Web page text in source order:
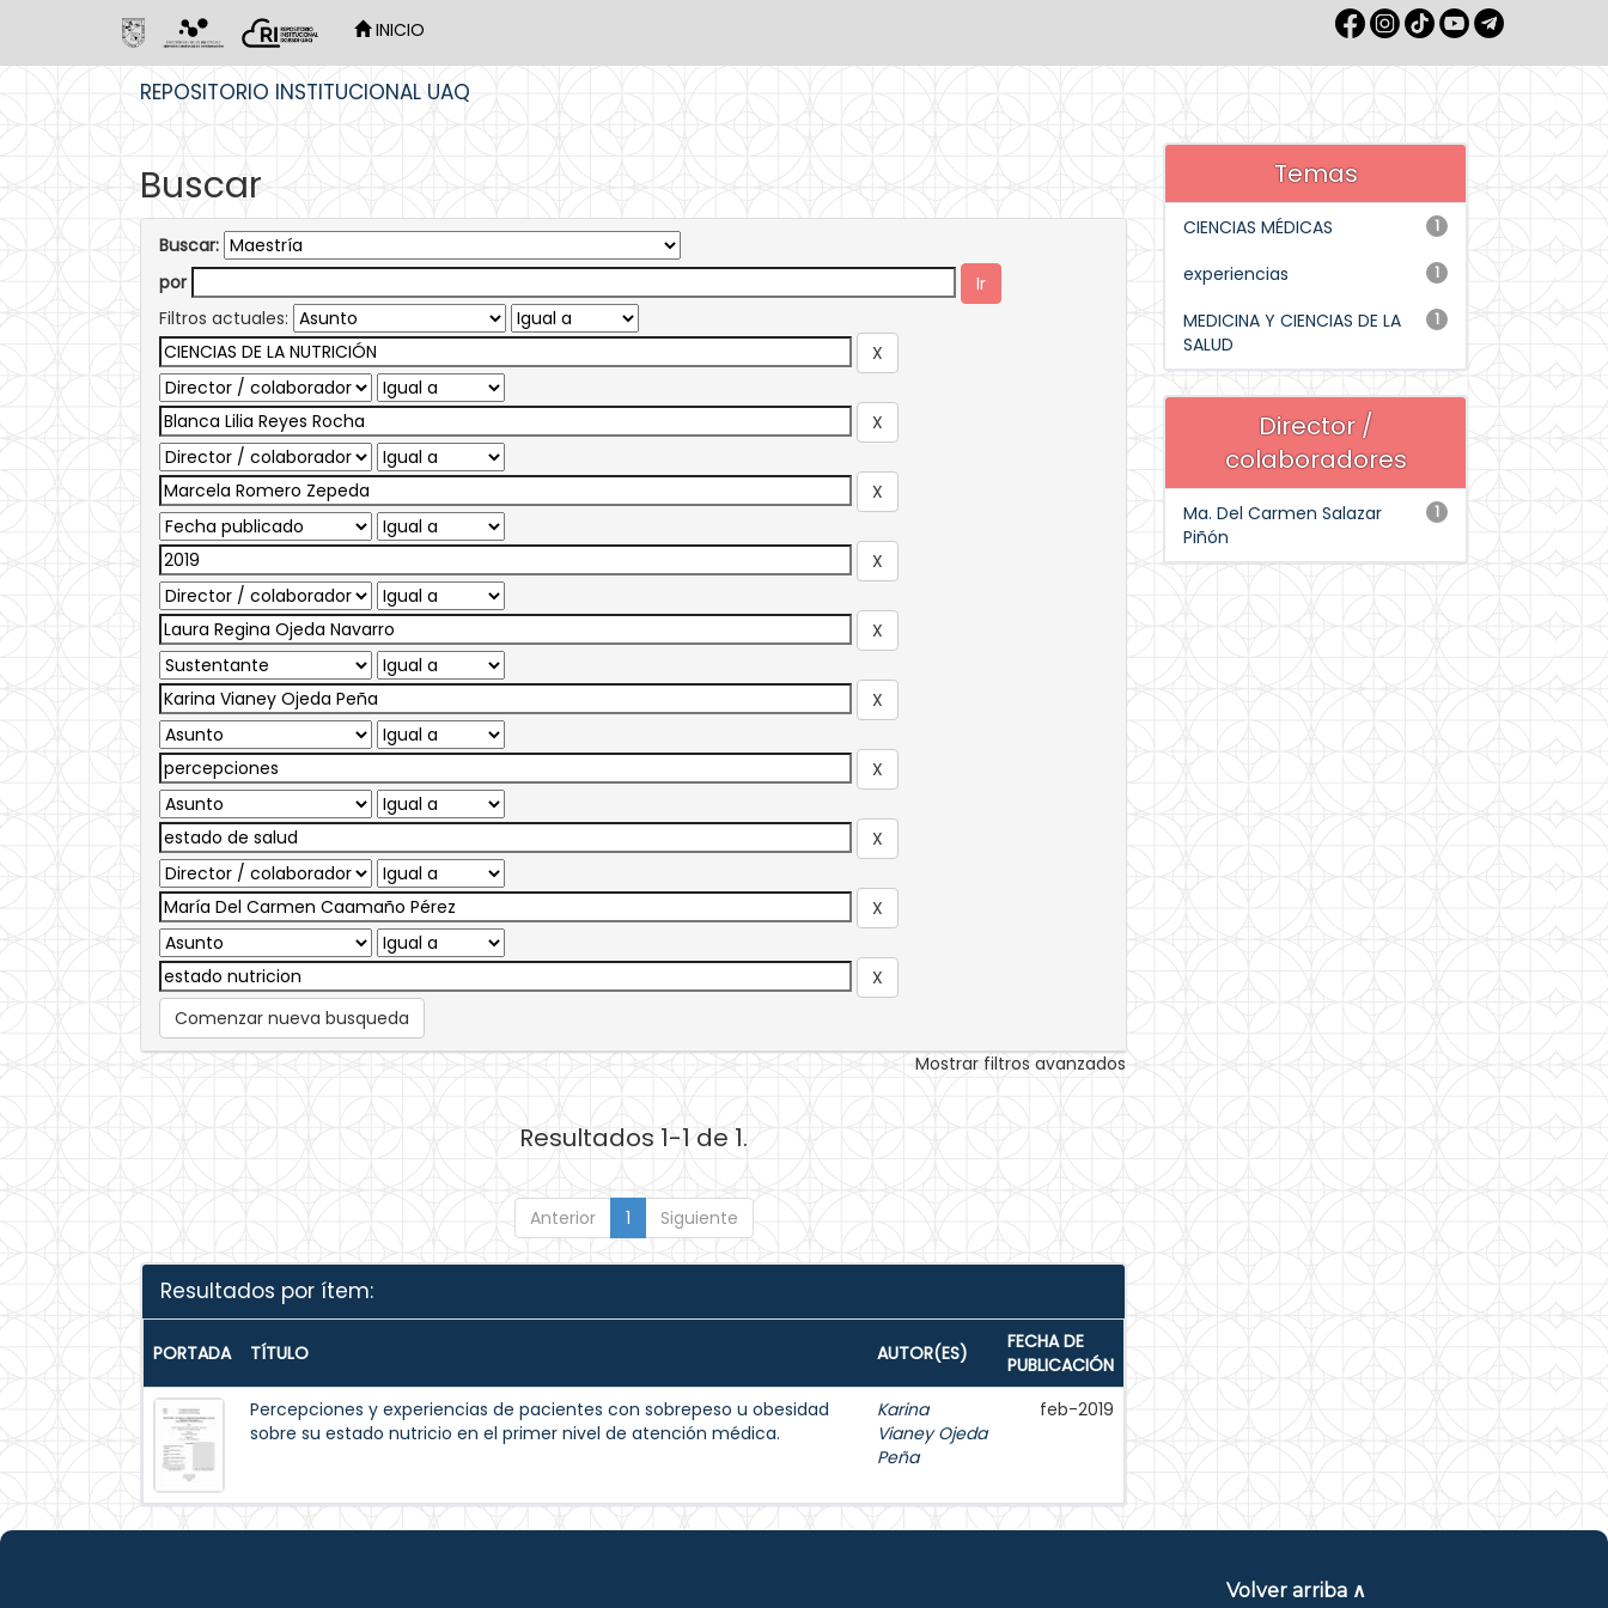
INICIO
REPOSITORIO INSTITUCIONAL UAQ
Buscar
Buscar:
por
Filtros actuales:
Comenzar nueva busqueda
Mostrar filtros avanzados
Resultados 1-1 de 1.
Anterior 1 Siguiente
Resultados por ítem:
PORTADA TÍTULO AUTOR(ES)
FECHA DE
PUBLICACIÓN
Percepciones y experiencias de pacientes con sobrepeso u obesidad
sobre su estado nutricio en el primer nivel de atención médica.
Karina
Vianey Ojeda
Peña
feb-2019
Temas
1
CIENCIAS MÉDICAS
1
experiencias
1
MEDICINA Y CIENCIAS DE LA
SALUD
Director /
colaboradores
1
Ma. Del Carmen Salazar
Piñón
Volver arriba ∧